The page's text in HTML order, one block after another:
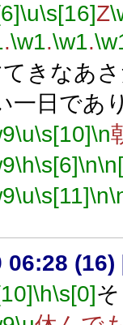
\u\s[16]Z
.\w1.\w1.
きなあ
一日であ
\u\s[10]\n
\h\s[6]\n
\u\s[11]\n
06:28 (16)
\h\s[0]